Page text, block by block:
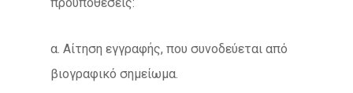
α. Αίτηση εγγραφής, που συνοδεύεται από
βιογραφικό σημείωμα.